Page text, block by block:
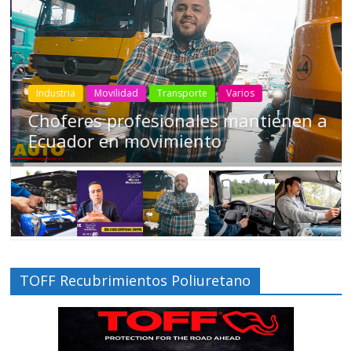
Industria Movilidad Transporte Varios
Choferes profesionales mantienen a
Ecuador en movimiento
TOFF Recubrimientos Poliuretano